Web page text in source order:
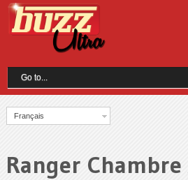
Français
Ranger